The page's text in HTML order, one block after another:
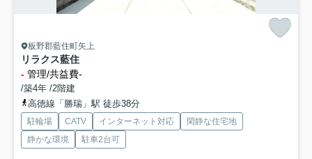
板野郡藍住町矢上
リラクス藍住
- 管理/共益費-
/築4年 /2階建
高徳線「勝瑞」駅 徒歩38分
駐輪場 CATV インターネット対応
閑静な住宅地
静かな環境
駐車2台可